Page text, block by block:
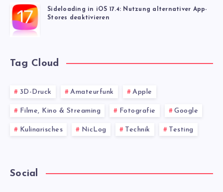
Sideloading in iOS 17.4: Nutzung alternativer App-
Stores deaktivieren
Tag Cloud
3D-Druck Amateurfunk Apple
Filme, Kino & Streaming Fotografie Google
Kulinarisches NicLog Technik Testing
Social